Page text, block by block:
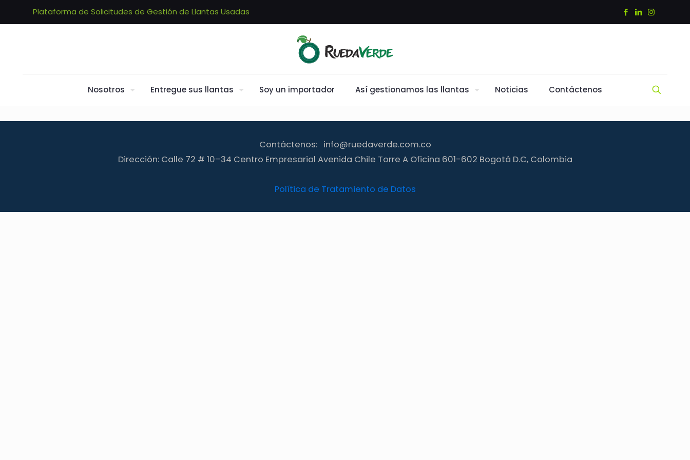
Plataforma de Solicitudes de Gestión de Llantas Usadas
Nosotros Entregue sus llantas Soy un importador Así gestionamos las llantas Noticias Contáctenos
Contáctenos: info@ruedaverde.com.co
Dirección: Calle 72 # 10–34 Centro Empresarial Avenida Chile Torre A Oficina 601-602 Bogotá D.C, Colombia
Política de Tratamiento de Datos